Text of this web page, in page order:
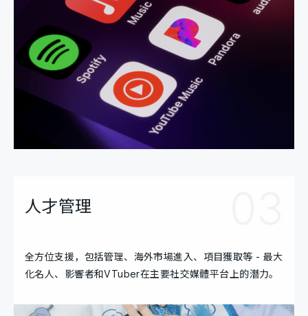
人才管理
全方位支援，包括管理、海外市場進入、項目獲取等 - 最大
化名人、影響者和VTuber在主要社交媒體平台上的潛力。